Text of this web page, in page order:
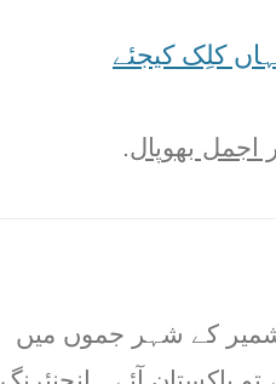
کلِک کیجئے
اجمل بھوپال.
کے شہر جموں میں